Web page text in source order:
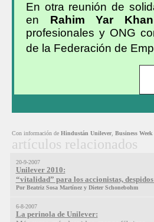
En otra reunión de
en Rahim Yar Khan
profesionales y ONG
de la Federación de
Con información de Hindustán Unilever, Business Week
artículos relacionados
20-9-2007
Unilever 2010:
“vitalidad” para los accionistas,
Por Beatriz Sosa Martínez y Dieter Schonebohm
6-8-2007
La perinola de Unilever: